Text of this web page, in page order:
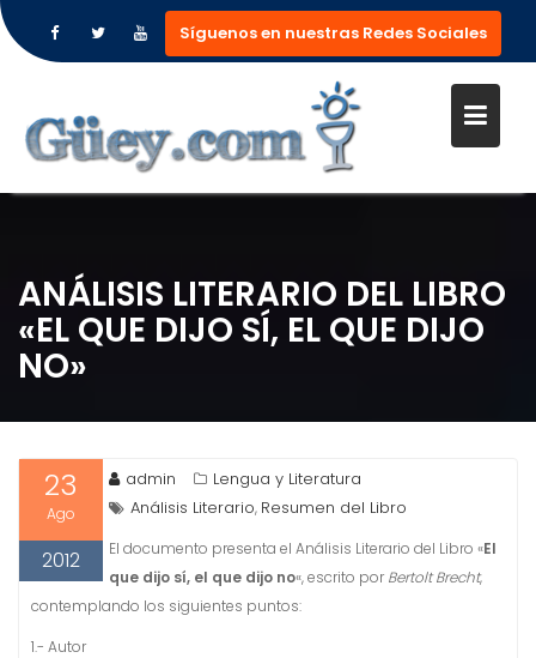
contenido
Síguenos en nuestras Redes Sociales
ANÁLISIS LITERARIO DEL LIBRO
«EL QUE DIJO SÍ, EL QUE DIJO
NO»
23
Ago
2012
admin
Lengua y Literatura
Análisis Literario, Resumen del Libro
El documento presenta el Análisis Literario del Libro «El
que dijo sí, el que dijo no«, escrito por Bertolt Brecht,
contemplando los siguientes puntos:
1.- Autor